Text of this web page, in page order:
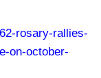
rosary-rallies-
on-october-